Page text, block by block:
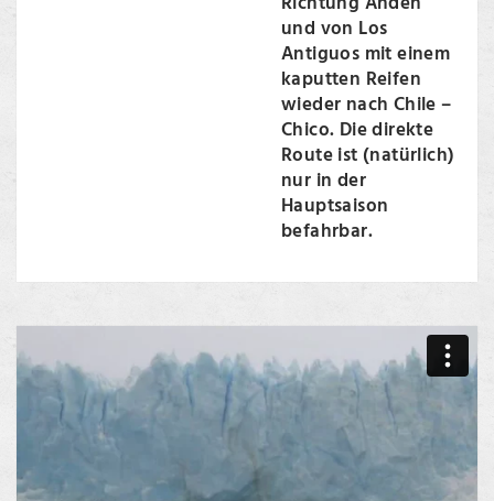
und von Los
Antiguos mit einem
kaputten Reifen
wieder nach Chile –
Chico. Die direkte
Route ist (natürlich)
nur in der
Hauptsaison
befahrbar.